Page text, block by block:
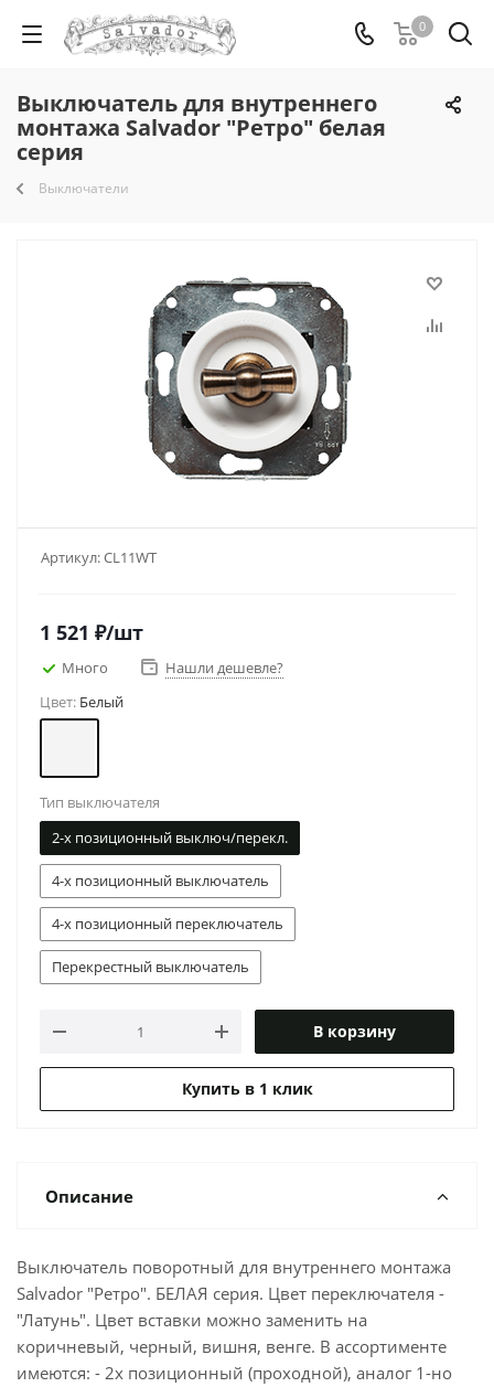
0
Выключатель для внутреннего
монтажа Salvador "Ретро" белая
серия
Выключатели
Артикул:CL11WT
1 521 ₽/шт
Много
Нашли дешевле?
Цвет: Белый
Тип выключателя
2-х позиционный выключ/перекл.
4-х позиционный выключатель
4-х позиционный переключатель
Перекрестный выключатель
В корзину
Купить в 1 клик
Описание
Выключатель поворотный для внутреннего монтажа
Salvador "Ретро". БЕЛАЯ серия. Цвет переключателя -
"Латунь". Цвет вставки можно заменить на
коричневый, черный, вишня, венге. В ассортименте
имеются: - 2х позиционный (проходной), аналог 1-но